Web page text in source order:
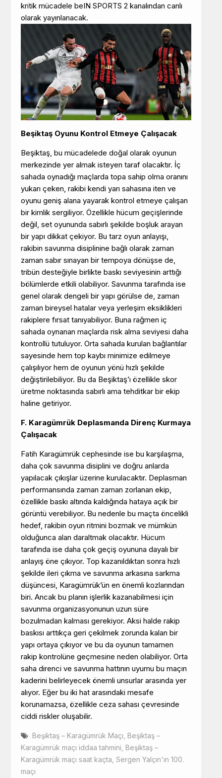
kritik mücadele beIN SPORTS 2 kanalından canlı
olarak yayınlanacak.
Beşiktaş Oyunu Kontrol Etmeye Çalışacak
Beşiktaş, bu mücadelede doğal olarak oyunun
merkezinde yer almak isteyen taraf olacaktır. İç
sahada oynadığı maçlarda topa sahip olma oranını
yukarı çeken, rakibi kendi yarı sahasına iten ve
oyunu geniş alana yayarak kontrol etmeye çalışan
bir kimlik sergiliyor. Özellikle hücum geçişlerinde
değil, set oyununda sabırlı şekilde boşluk arayan
bir yapı dikkat çekiyor. Bu tarz oyun anlayışı,
rakibin savunma disiplinine bağlı olarak zaman
zaman sabır sınayan bir tempoya dönüşse de,
tribün desteğiyle birlikte baskı seviyesinin arttığı
bölümlerde etkili olabiliyor. Savunma tarafında ise
genel olarak dengeli bir yapı görülse de, zaman
zaman bireysel hatalar veya yerleşim eksiklikleri
rakiplere fırsat tanıyabiliyor. Buna rağmen iç
sahada oynanan maçlarda risk alma seviyesi daha
kontrollü tutuluyor. Orta sahada kurulan bağlantılar
sayesinde hem top kaybı minimize edilmeye
çalışılıyor hem de oyunun yönü hızlı şekilde
değiştirilebiliyor. Bu da Beşiktaş’ı özellikle skor
üretme noktasında sabırlı ama tehditkar bir ekip
haline getiriyor.
F. Karagümrük Deplasmanda Direnç Kurmaya
Çalışacak
Fatih Karagümrük cephesinde ise bu karşılaşma,
daha çok savunma disiplini ve doğru anlarda
yapılacak çıkışlar üzerine kurulacaktır. Deplasman
performansında zaman zaman zorlanan ekip,
özellikle baskı altında kaldığında hataya açık bir
görüntü verebiliyor. Bu nedenle bu maçta öncelikli
hedef, rakibin oyun ritmini bozmak ve mümkün
olduğunca alan daraltmak olacaktır. Hücum
tarafında ise daha çok geçiş oyununa dayalı bir
anlayış öne çıkıyor. Top kazanıldıktan sonra hızlı
şekilde ileri çıkma ve savunma arkasına sarkma
düşüncesi, Karagümrük’ün en önemli kozlarından
biri. Ancak bu planın işlerlik kazanabilmesi için
savunma organizasyonunun uzun süre
bozulmadan kalması gerekiyor. Aksi halde rakip
baskısı arttıkça geri çekilmek zorunda kalan bir
yapı ortaya çıkıyor ve bu da oyunun tamamen
rakip kontrolüne geçmesine neden olabiliyor. Orta
saha direnci ve savunma hattının uyumu bu maçın
kaderini belirleyecek önemli unsurlar arasında yer
alıyor. Eğer bu iki hat arasındaki mesafe
korunamazsa, özellikle ceza sahası çevresinde
ciddi riskler oluşabilir.
Beşiktaş – Karagümrük Maçı Beşiktaş –
Karagümrük maçı iddaa tahmini Beşiktaş –
Karagümrük maçı saat kaçta Sergen Yalçın'ın 100.
maçı